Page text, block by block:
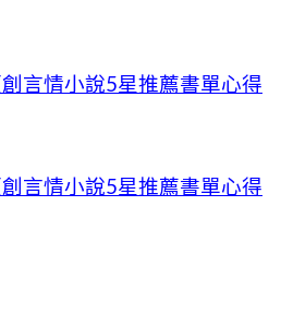
創言情小說5星推薦書單心得
言情小說5星推薦書單心得